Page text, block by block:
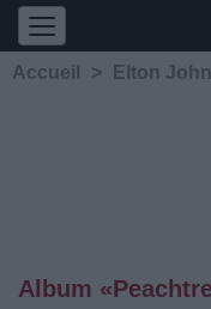
Accueil > Elton John
Album